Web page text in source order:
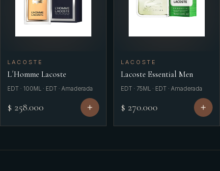
LACOSTE
L´Homme Lacoste
EDT · 100ML · EDT · Amaderada
$ 258.000
LACOSTE
Lacoste Essential Men
EDT · 75ML · EDT · Amaderada
$ 270.000